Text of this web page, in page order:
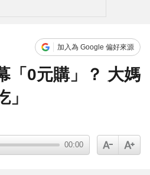
加入為 Google 偏好來源
「0元購」？ 大媽
00:00